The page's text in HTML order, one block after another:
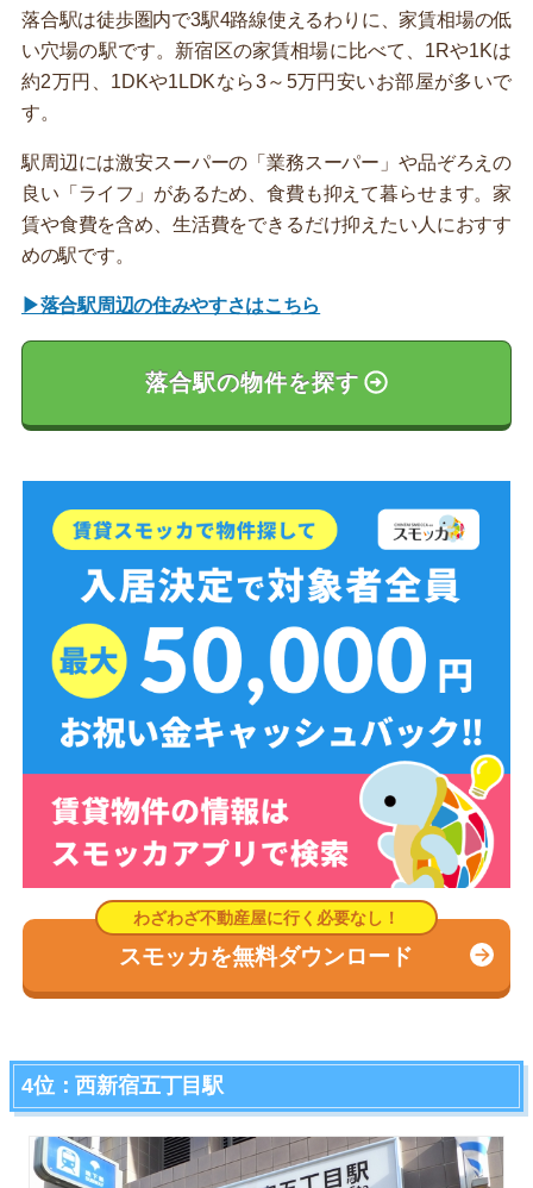
落合駅は徒歩圏内で3駅4路線使えるわりに、家賃相場の低
い穴場の駅です。新宿区の家賃相場に比べて、1Rや1Kは
約2万円、1DKや1LDKなら3～5万円安いお部屋が多いで
す。
駅周辺には激安スーパーの「業務スーパー」や品ぞろえの
良い「ライフ」があるため、食費も抑えて暮らせます。家
賃や食費を含め、生活費をできるだけ抑えたい人におすす
めの駅です。
▶落合駅周辺の住みやすさはこちら
落合駅の物件を探す
スモッカを無料ダウンロード
4位：西新宿五丁目駅